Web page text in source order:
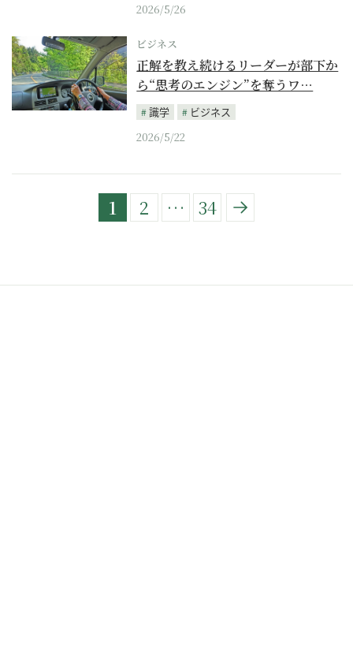
2026/5/26
ビジネス
正解を教え続けるリーダーが部下か
ら“思考のエンジン”を奪うワ…
識学
ビジネス
2026/5/22
1 2 … 34